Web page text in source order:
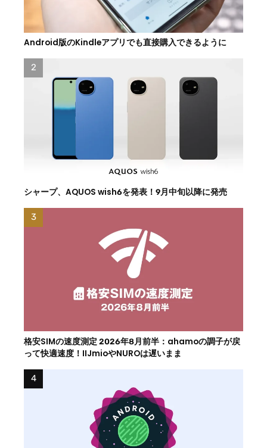
Android版のKindleアプリでも直接購入できるように
シャープ、AQUOS wish6を発表！9月中旬以降に発売
格安SIMの速度測定 2026年8月前半：ahamoの調子が戻
って快適速度！IIJmioやNUROは遅いまま